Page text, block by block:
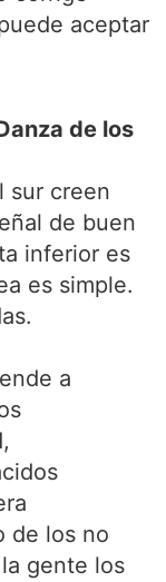
aceptar
de los
sur creen
de buen
inferior es
es simple.
a
de los no
gente los